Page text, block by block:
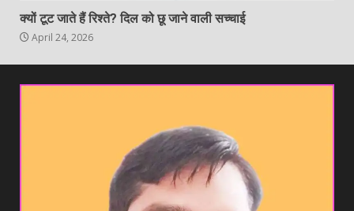
क्यों टूट जाते हैं रिश्ते? दिल को छू जाने वाली सच्चाई
April 24, 2026